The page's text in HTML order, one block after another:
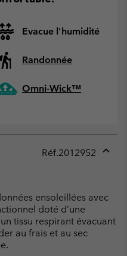
Evacue l'humidité
Randonnée
Omni-Wick™
Réf.2012952
ensoleillées avec
doté d’une
tissu respirant évacuant
au frais et au sec